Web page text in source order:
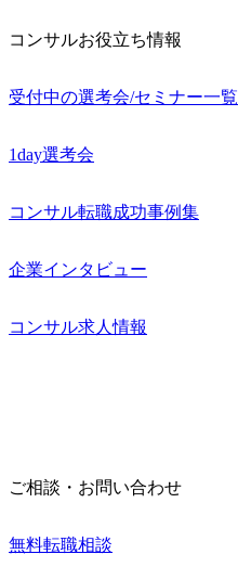
コンサルお役立ち情報
受付中の選考会/セミナー一覧
1day選考会
コンサル転職成功事例集
企業インタビュー
コンサル求人情報
ご相談・お問い合わせ
無料転職相談